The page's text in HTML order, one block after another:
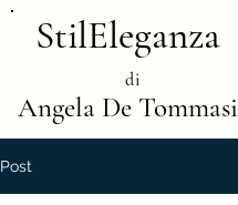
StilEleganza
di
Angela De Tommasi
Post